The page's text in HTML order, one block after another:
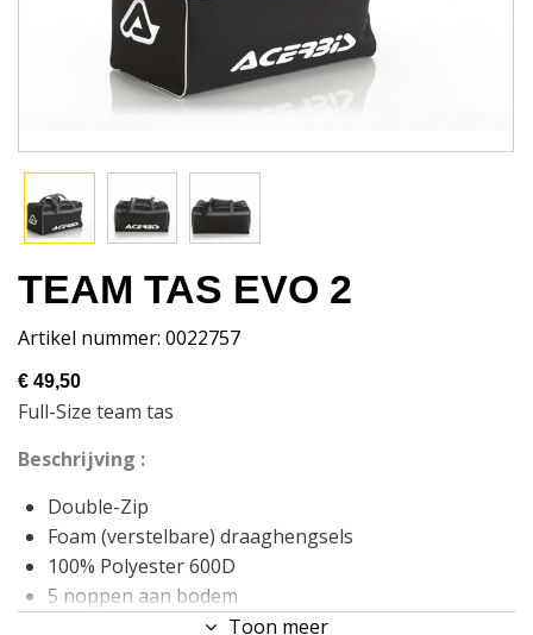
TEAM TAS EVO 2
Artikel nummer: 0022757
€ 49,50
Full-Size team tas
Beschrijving :
Double-Zip
Foam (verstelbare) draaghengsels
100% Polyester 600D
5 noppen aan bodem
Toon meer